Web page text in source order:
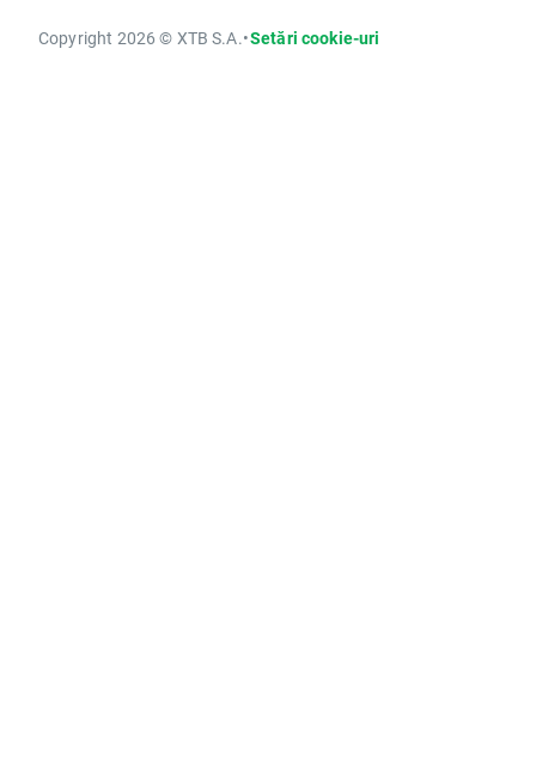
Copyright 2026 © XTB S.A.•Setări cookie-uri